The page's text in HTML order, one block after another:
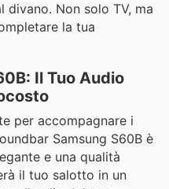
Non solo TV, ma
la tua
Il Tuo Audio
per accompagnare i
Samsung S60B è
e una qualità
il tuo salotto in un